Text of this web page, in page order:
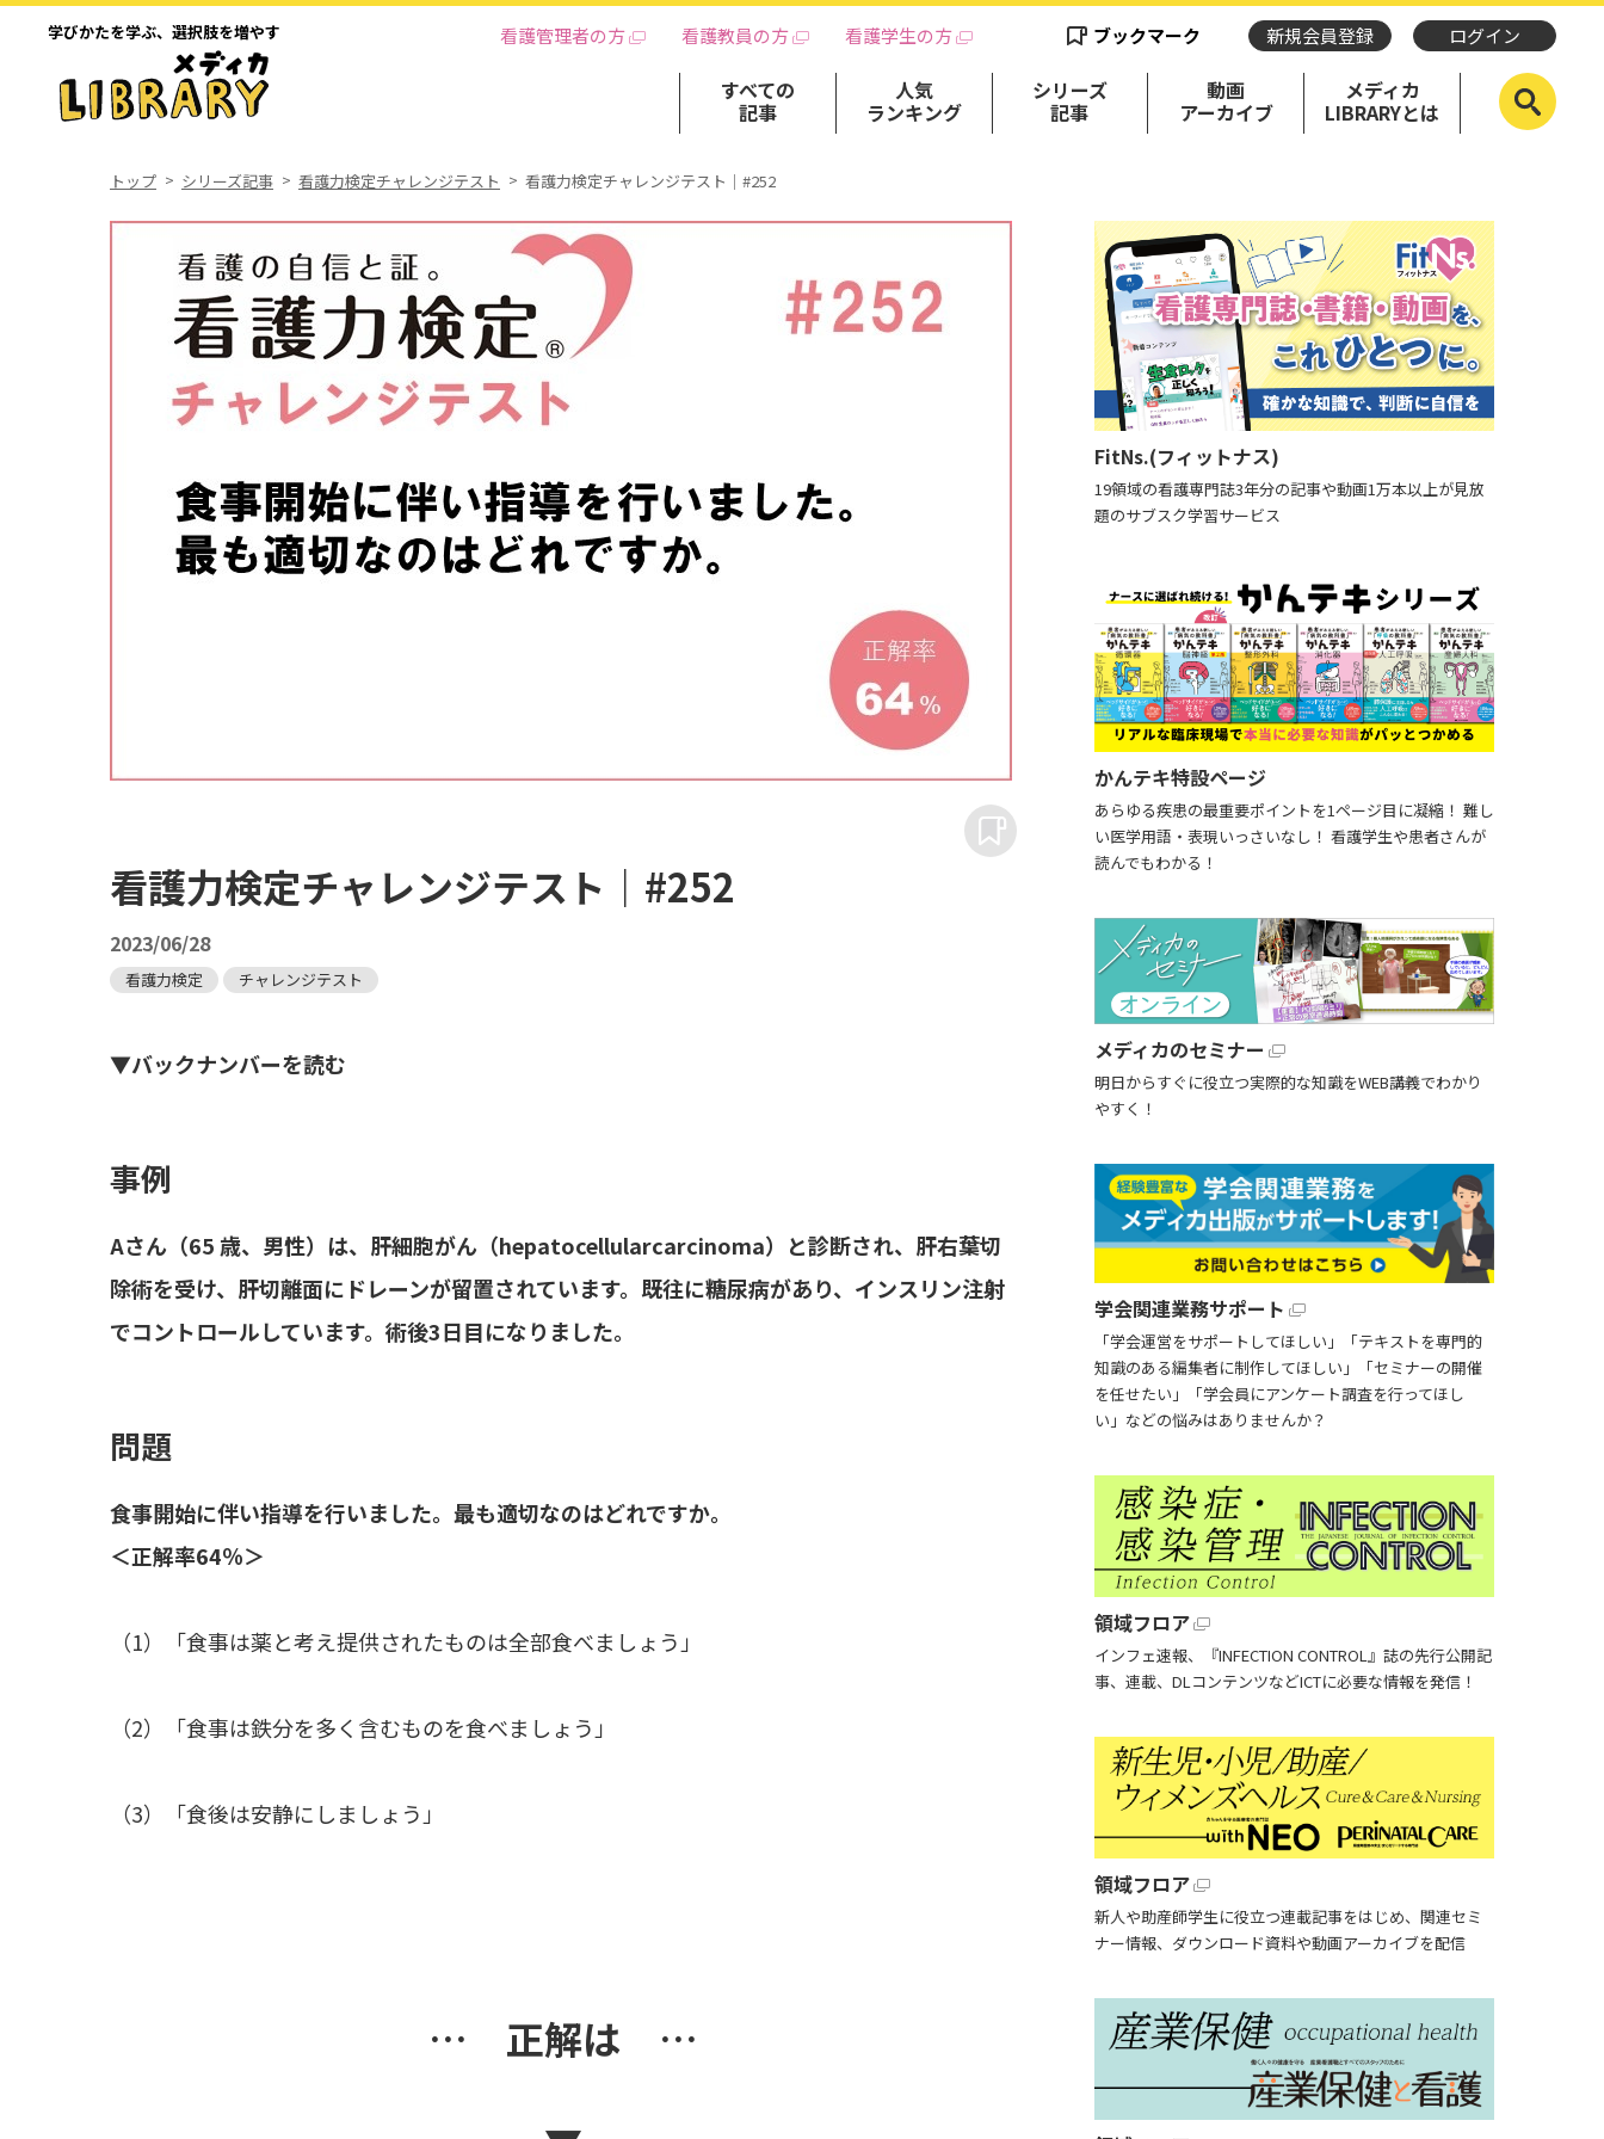
学びかたを学ぶ、 選択肢を増やす 看護管理者の方 看護教員の方 看護学生の方 ブックマーク 新規会員登録 ログイン
すべての
記事
人気
ランキング
シリーズ
記事
動画
アーカイブ
メディカ
LIBRARYとは
トップ シリーズ記事 看護力検定チャレンジテスト 看護力検定チャレンジテスト｜#252
看護力検定チャレンジテスト｜#252
2023/06/28
看護力検定 チャレンジテスト
▼バックナンバーを読む
事例
Aさん（65 歳、男性）は、肝細胞がん（hepatocellularcarcinoma）と診断され、肝右葉切
除術を受け、肝切離面にドレーンが留置されています。既往に糖尿病があり、インスリン注射
でコントロールしています。術後3日目になりました。
問題
食事開始に伴い指導を行いました。最も適切なのはどれですか。
＜正解率64％＞
（1）「食事は薬と考え提供されたものは全部食べましょう」
（2）「食事は鉄分を多く含むものを食べましょう」
（3）「食後は安静にしましょう」
… 正解は …
FitNs.(フィットナス)
19領域の看護専門誌3年分の記事や動画1万本以上が見放
題のサブスク学習サービス
かんテキ特設ページ
あらゆる疾患の最重要ポイントを1ページ目に凝縮！ 難し
い医学用語・表現いっさいなし！ 看護学生や患者さんが
読んでもわかる！
メディカのセミナー
明日からすぐに役立つ実際的な知識をWEB講義でわかり
やすく！
学会関連業務サポート
「学会運営をサポートしてほしい」「テキストを専門的
知識のある編集者に制作してほしい」「セミナーの開催
を任せたい」「学会員にアンケート調査を行ってほし
い」などの悩みはありませんか？
領域フロア
インフェ速報、『INFECTION CONTROL』誌の先行公開記
事、連載、DLコンテンツなどICTに必要な情報を発信！
領域フロア
新人や助産師学生に役立つ連載記事をはじめ、関連セミ
ナー情報、ダウンロード資料や動画アーカイブを配信